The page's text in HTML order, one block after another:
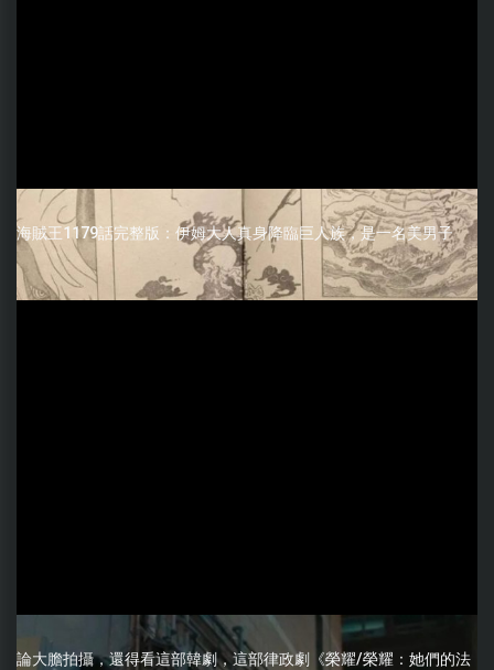
海賊王1179話完整版：伊姆大人真身降臨巨人族，是一名美男子
論大膽拍攝，還得看這部韓劇，這部律政劇《榮耀/榮耀：她們的法